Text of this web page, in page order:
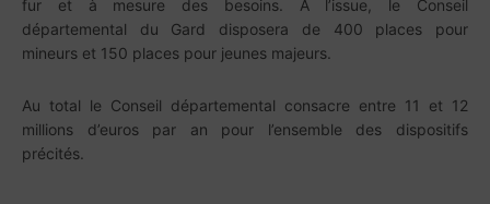
fur et à mesure des besoins. À l’issue, le Conseil
départemental du Gard disposera de 400 places pour
mineurs et 150 places pour jeunes majeurs.
Au total le Conseil départemental consacre entre 11 et 12
millions d’euros par an pour l’ensemble des dispositifs
précités.